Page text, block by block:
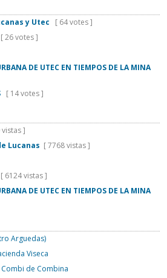
y Utec
[ 64 votes ]
[ 26 votes ]
DE UTEC EN TIEMPOS DE LA MINA
[ 14 votes ]
]
Lucanas [ 7768 vistas ]
[ 6124 vistas ]
DE UTEC EN TIEMPOS DE LA MINA
Arguedas)
Viseca
Combi de Combina